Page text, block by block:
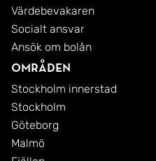
Värdebevakaren
Socialt ansvar
Ansök om bolån
Områden
Stockholm innerstad
Stockholm
Göteborg
Malmö